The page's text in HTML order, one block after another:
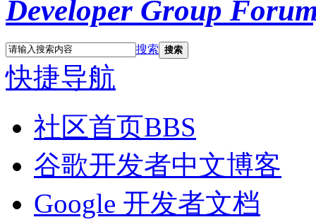
搜索 搜索
快捷导航
社区首页BBS
谷歌开发者中文博客
Google 开发者文档